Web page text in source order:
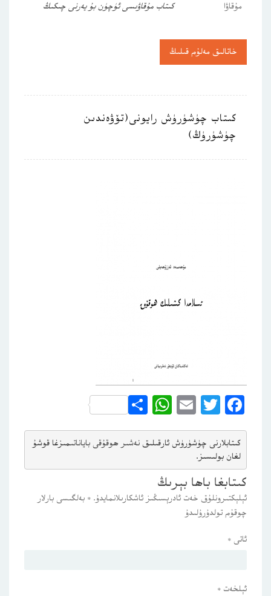
مۇقاۋا
كىتاب مۇقاۋىسى ئۈچۈن بۇ يەرنى چىكىڭ
خاتالىق مەلۇم قىلىڭ
كىتاب چۈشۈرۈش رايونى(تۆۋەندىن
چۈشۈرۈڭ)
Facebook
Twitter
Email
WhatsApp
Share
كىتابلارنى چۈشۈرۈش ئارقىلىق نەشىر ھوقۇقى باياناتىمىزغا قوشۇ
لغان بولىسىز.
كىتابغا باھا بېرىڭ
ئېلېكتىرونلۇق خەت ئادرېسىڭىز ئاشكارىلانمايدۇ. * بەلگىسى بارلار
چوقۇم تولدۇرۇلىدۇ
ئاتى *
ئېلخەت *